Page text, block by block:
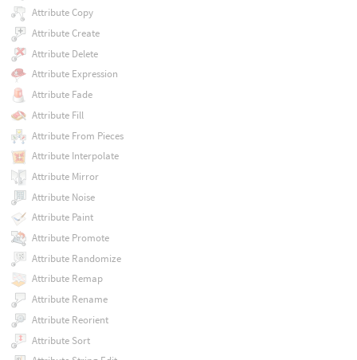
Attribute Copy
Attribute Create
Attribute Delete
Attribute Expression
Attribute Fade
Attribute Fill
Attribute From Pieces
Attribute Interpolate
Attribute Mirror
Attribute Noise
Attribute Paint
Attribute Promote
Attribute Randomize
Attribute Remap
Attribute Rename
Attribute Reorient
Attribute Sort